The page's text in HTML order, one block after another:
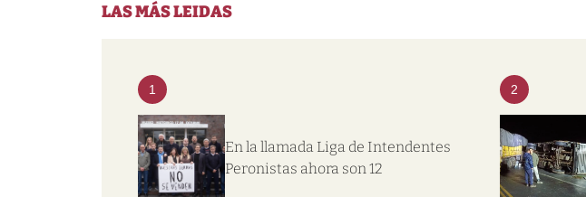
LAS MÁS LEIDAS
1
En la llamada Liga de Intendentes
Peronistas ahora son 12
2